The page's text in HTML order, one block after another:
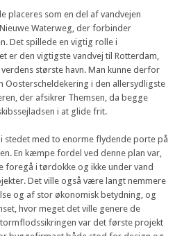
placeres som en del af vandvejen
Waterweg, der forbinder
Det spillede en vigtig rolle i
er den vigtigste vandvej til Rotterdam,
største havn. Man kunne derfor
Oosterscheldekering i den allersydligste
der afsikrer Themsen, da begge
i at glide frit.
stedet med to enorme flydende porte på
En kæmpe fordel ved denne plan var,
foregå i tørdokke og ikke under vand
Det ville også være langt nemmere
og af stor økonomisk betydning, og
hvor meget det ville genere de
var det første projekt